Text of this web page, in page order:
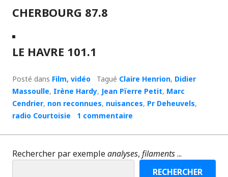
CHERBOURG 87.8
LE HAVRE 101.1
Posté dans Film, vidéo Tagué Claire Henrion, Didier
Massoulle, Irène Hardy, Jean Pïerre Petit, Marc
Cendrier, non reconnues, nuisances, Pr Deheuvels,
radio Courtoisie
1 commentaire
Rechercher par exempleanalyses, filaments...
RECHERCHER